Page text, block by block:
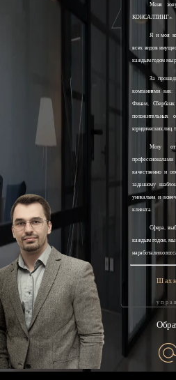
Меня
КОНСАЛТИНГ».
Я и моя
всех видов
каждым годом мы
За
компаниями как:
Финам,
положительных
юридических лиц,
Могу
качественно и
заданному
уникальна и
клиента.
Сфера,
каждым годом, мы
наработали